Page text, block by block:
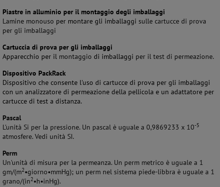
Piastre in alluminio per il montaggio degli imballaggi
Lamine monouso per montare gli imballaggi sulle cartucce di prova
per gli imballaggi
Cartuccia di prova per gli imballaggi
Apparecchio per il montaggio di imballaggi per il test di permeazione.
Dispositivo PackRack
Dispositivo che consente l'uso di cartucce di prova per gli imballaggi
con un analizzatore di permeazione della pellicola e un adattatore per
cartucce di test a distanza.
Pascal
L'unità Si per la pressione. Un pascal è uguale a 0,9869233 x 10-5
atmosfere. Vedi unità SI.
Perm
Un'unità di misura per la permeanza. Un perm metrico è uguale a 1
gm/(m2•giorno•mmHg); un perm nel sistema piede-libbra è uguale a 1
grano/(in2•h•inHg).